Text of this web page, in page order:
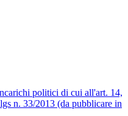
politici di cui all'art. 14,
n. 33/2013 (da pubblicare in